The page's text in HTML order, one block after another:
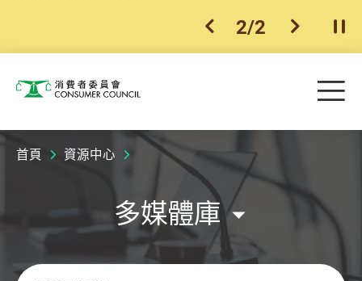
上一個
2/2 下一個開
消費者委員會 目
首頁 資源中心
多媒體庫